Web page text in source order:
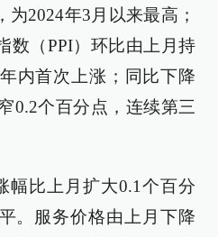
2024年3月以来最高；
数（PPI）环比由上月持
内首次上涨；同比下降
0.2个百分点，连续第三
幅比上月扩大0.1个百分
。服务价格由上月下降